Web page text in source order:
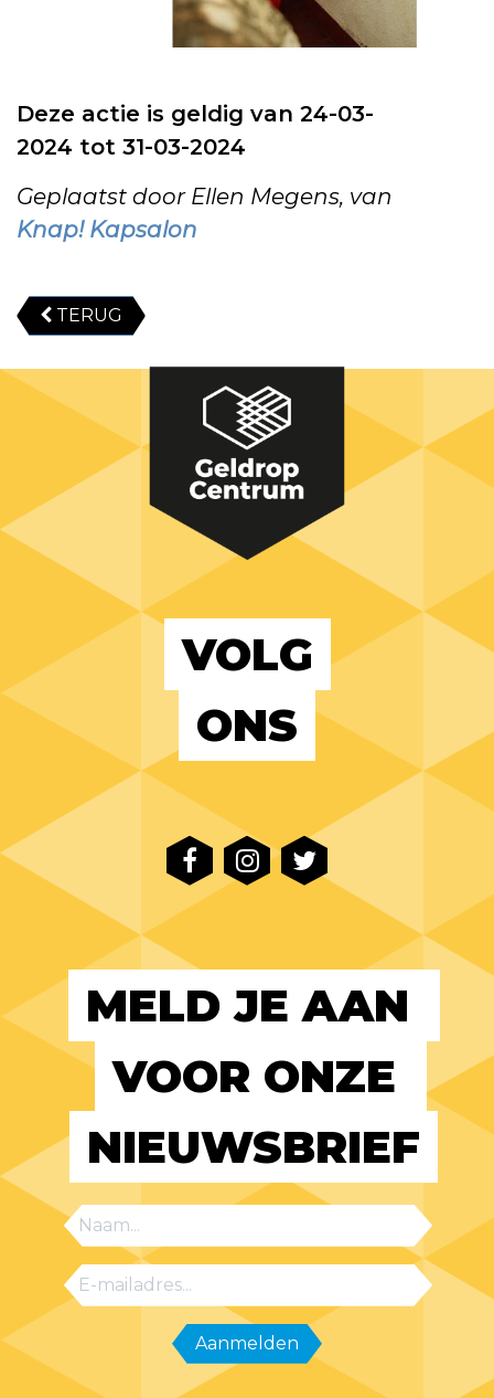
Deze actie is geldig van 24-03-
2024 tot 31-03-2024
Geplaatst door Ellen Megens, van
Knap! Kapsalon
TERUG
VOLG
ONS
MELD JE AAN
VOOR ONZE
NIEUWSBRIEF